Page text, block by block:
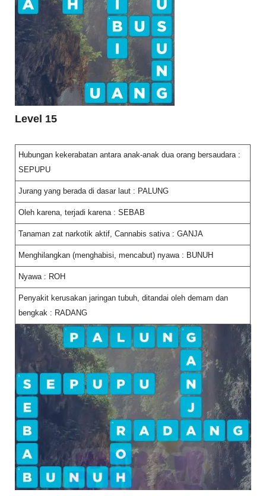
Level 15
Hubungan kekerabatan antara anak-anak dua orang bersaudara :
SEPUPU
Jurang yang berada di dasar laut : PALUNG
Oleh karena, terjadi karena : SEBAB
Tanaman zat narkotik aktif, Cannabis sativa : GANJA
Menghilangkan (menghabisi, mencabut) nyawa : BUNUH
Nyawa : ROH
Penyakit kerusakan jaringan tubuh, ditandai oleh demam dan
bengkak : RADANG